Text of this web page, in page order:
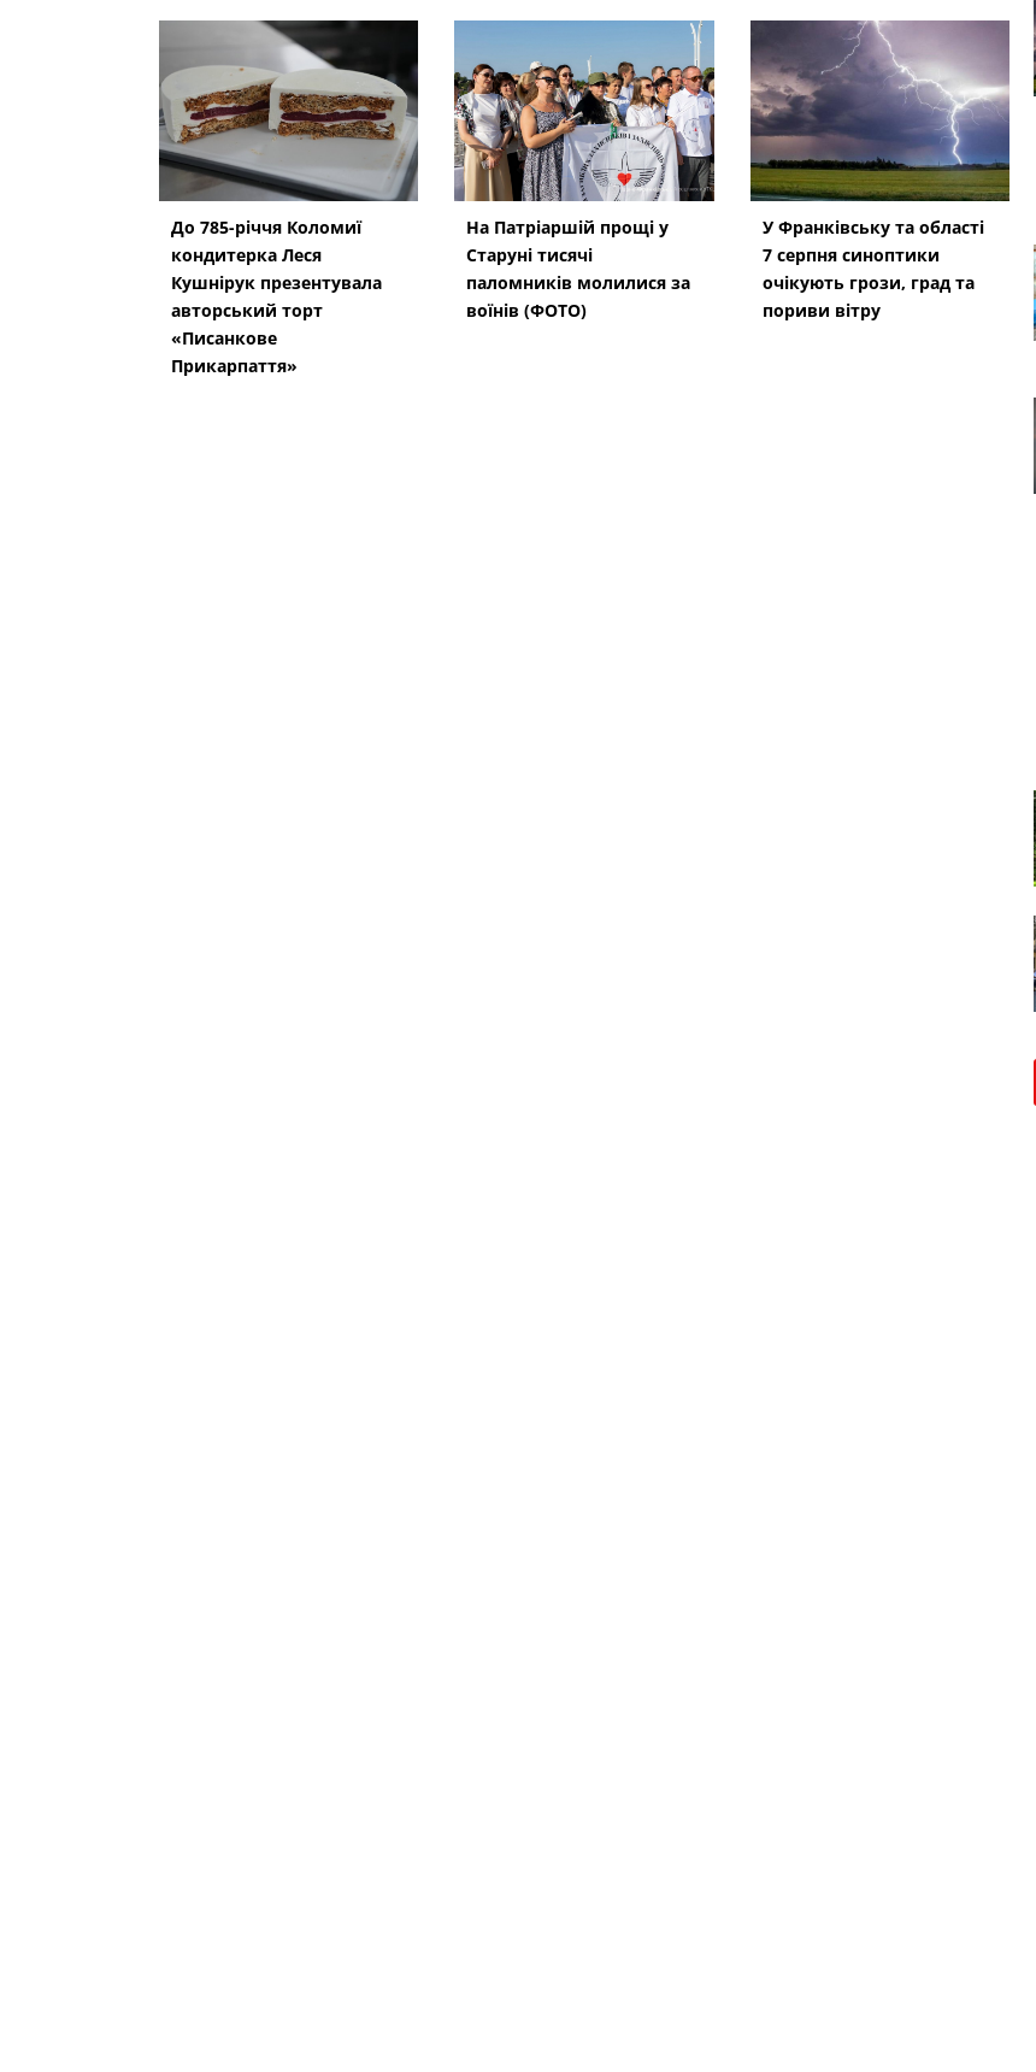
До 785-річчя Коломиї
кондитерка Леся
Кушнірук презентувала
авторський торт
«Писанкове
Прикарпаття»
На Патріаршій прощі у
Старуні тисячі
паломників молилися за
воїнів (ФОТО)
У Франківську та області
7 серпня синоптики
очікують грози, град та
пориви вітру